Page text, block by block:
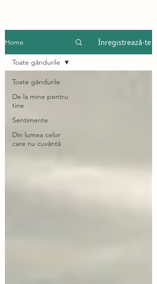
Home Înregistrează-te
Toate gândurile
De la mine pentru
tine
Sentimente
Din lumea celor
care nu cuvântă
Toate gândurile